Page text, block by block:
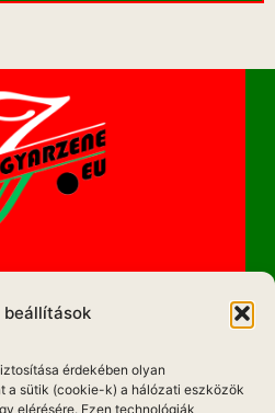
beállítások
érdekében olyan
a sütik (cookie-k) a hálózati eszközök
elérésére. Ezen technológiák